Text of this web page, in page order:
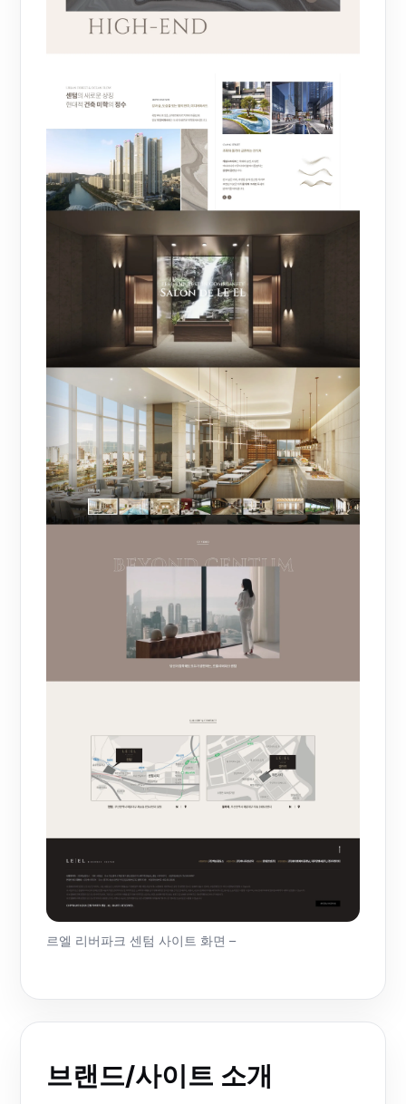
르엘 리버파크 센텀 사이트 화면 –
브랜드/사이트 소개